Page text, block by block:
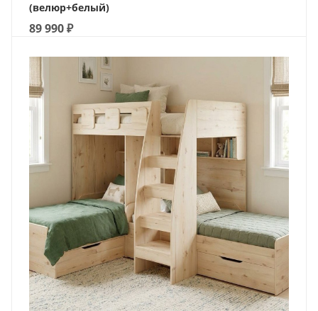
(велюр+белый)
89 990₽